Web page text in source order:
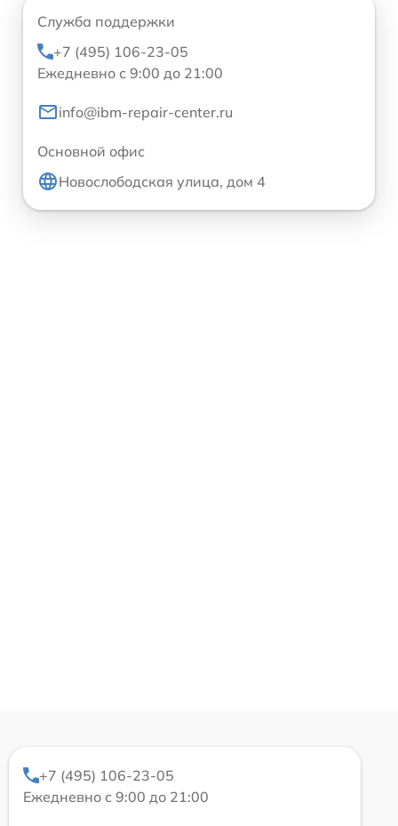
Служба поддержки
+7 (495) 106-23-05
Ежедневно с 9:00 до 21:00
info@ibm-repair-center.ru
Основной офис
Новослободская улица, дом 4
+7 (495) 106-23-05
Ежедневно с 9:00 до 21:00